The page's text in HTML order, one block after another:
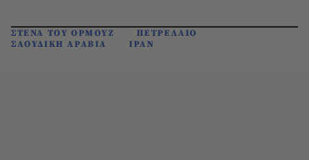
ΣΤΕΝΑ ΤΟΥ ΟΡΜΟΥΖ
ΠΕΤΡΕΛΑΙΟ
ΣΑΟΥΔΙΚΗ ΑΡΑΒΙΑ
ΙΡΑΝ